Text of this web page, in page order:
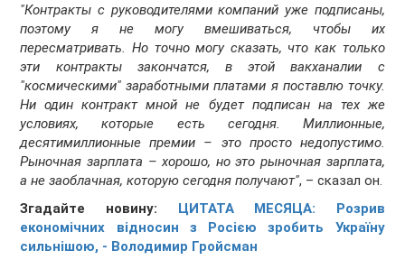
"Контракты с руководителями компаний уже подписаны,
поэтому я не могу вмешиваться, чтобы их
пересматривать. Но точно могу сказать, что как только
эти контракты закончатся, в этой вакханалии с
"космическими" заработными платами я поставлю точку.
Ни один контракт мной не будет подписан на тех же
условиях, которые есть сегодня. Миллионные,
десятимиллионные премии – это просто недопустимо.
Рыночная зарплата – хорошо, но это рыночная зарплата,
а не заоблачная, которую сегодня получают", – сказал он.
Згадайте новину: ЦИТАТА МЕСЯЦА: Розрив
економічних відносин з Росією зробить Україну
сильнішою, - Володимир Гройсман